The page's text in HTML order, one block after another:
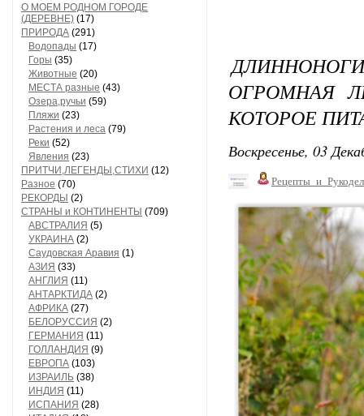
О МОЕМ РОДНОМ ГОРОДЕ
(ДЕРЕВНЕ) (17)
ПРИРОДА (291)
Водопады (17)
Горы (35)
Животные (20)
МЕСТА разные (43)
Озера,ручьи (59)
Пляжи (23)
Растения и леса (79)
Реки (52)
Явления (23)
ПРИТЧИ,ЛЕГЕНДЫ,СТИХИ (12)
Разное (70)
РЕКОРДЫ (2)
СТРАНЫ и КОНТИНЕНТЫ (709)
АВСТРАЛИЯ (5)
УКРАИНА (2)
Саудовская Аравия (1)
АЗИЯ (33)
АНГЛИЯ (11)
АНТАРКТИДА (2)
АФРИКА (27)
БЕЛОРУССИЯ (2)
ГЕРМАНИЯ (11)
ГОЛЛАНДИЯ (9)
ЕВРОПА (103)
ИЗРАИЛЬ (38)
ИНДИЯ (11)
ИСПАНИЯ (28)
ОГРОМНАЯ
КОТОРОЕ
Воскресенье, 03